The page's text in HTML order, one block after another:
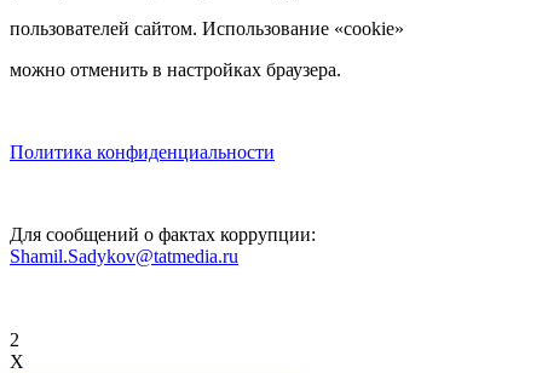
пользователей сайтом. Использование «cookie»
можно отменить в настройках браузера.
Политика конфиденциальности
Для сообщений о фактах коррупции:
Shamil.Sadykov@tatmedia.ru
2
X